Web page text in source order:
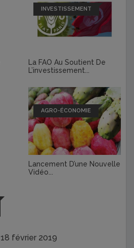
INVESTISSEMENT
La FAO Au Soutient De
L’investissement...
AGRO-ÉCONOMIE
Lancement D’une Nouvelle
Vidéo...
18 février 2019